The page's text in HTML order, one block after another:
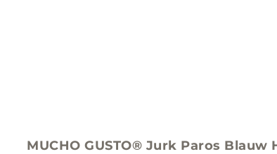
MUCHO GUSTO® Jurk Paros Blauw